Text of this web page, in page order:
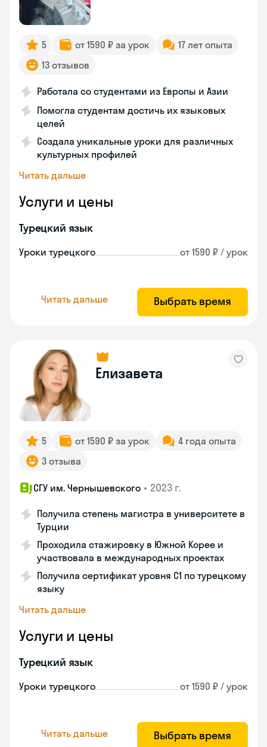
5 от 1590 ₽ за урок
17 лет опыта
13 отзывов
Работала со студентами из Европы и Азии
Помогла студентам достичь их языковых
целей
Создала уникальные уроки для различных
культурных профилей
Читать дальше
Услуги и цены
Турецкий язык
Уроки турецкого от 1590 ₽ / урок
Читать дальше Выбрать время
Елизавета
5 от 1590 ₽ за урок
4 года опыта
3 отзыва
СГУ им. Чернышевского • 2023 г.
Получила степень магистра в университете в
Турции
Проходила стажировку в Южной Корее и
участвовала в международных проектах
Получила сертификат уровня C1 по турецкому
языку
Читать дальше
Услуги и цены
Турецкий язык
Уроки турецкого от 1590 ₽ / урок
Читать дальше Выбрать время